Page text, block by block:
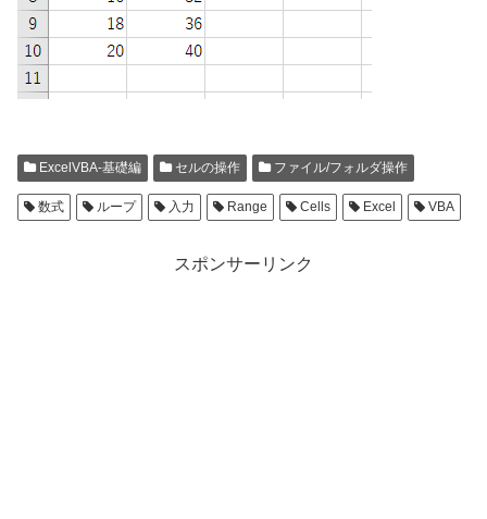
ExcelVBA-基礎編 セルの操作 ファイル/フォルダ操作
数式 ループ 入力 Range Cells Excel VBA
スポンサーリンク